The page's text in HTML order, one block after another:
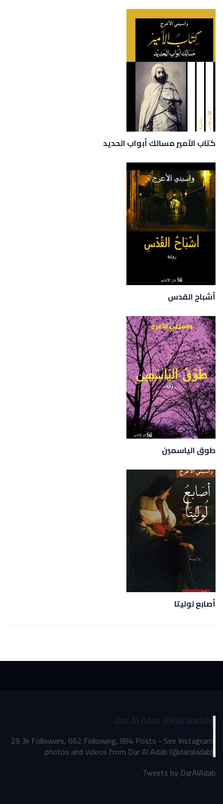
كتاب الأمير مسالك أبواب الحديد
أشباح القدس
طوق الياسمين
أصابع لوليتا
Dar Al Adab (@daraladab)
29.3k Followers, 662 Following, 894 Posts - See Instagram
photos and videos from Dar Al Adab (@daraladab)
Tweets by DarAlAdab